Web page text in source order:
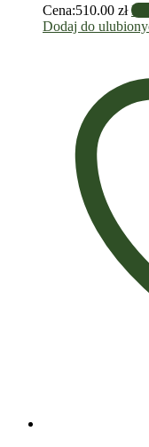
Cena:510.00 zł
Dodaj do